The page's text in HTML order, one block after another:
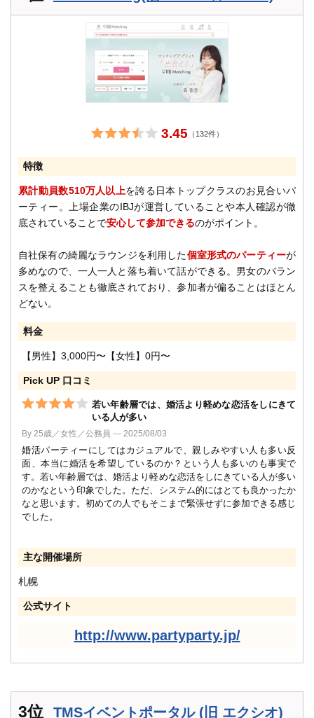
3.45 （132件）
特徴
累計動員数510万人以上を誇る日本トップクラスのお見合いパ
ーティー。上場企業のIBJが運営していることや本人確認が徹
底されていることで安心して参加できるのがポイント。
自社保有の綺麗なラウンジを利用した個室形式のパーティーが
多めなので、一人一人と落ち着いて話ができる。男女のバラン
スを整えることも徹底されており、参加者が偏ることはほとん
どない。
料金
【男性】3,000円〜【女性】0円〜
Pick UP 口コミ
若い年齢層では、婚活より軽めな恋活をしにきて
いる人が多い
By 25歳／女性／公務員 --- 2025/08/03
婚活パーティーにしてはカジュアルで、親しみやすい人も多い反
面、本当に婚活を希望しているのか？という人も多いのも事実で
す。若い年齢層では、婚活より軽めな恋活をしにきている人が多い
のかなという印象でした。ただ、システム的にはとても良かったか
なと思います。初めての人でもそこまで緊張せずに参加できる感じ
でした。
主な開催場所
札幌
公式サイト
http://www.partyparty.jp/
3位 TMSイベントポータル (旧 エクシオ)